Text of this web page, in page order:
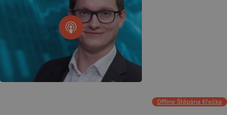
Offline Štěpána Křečka